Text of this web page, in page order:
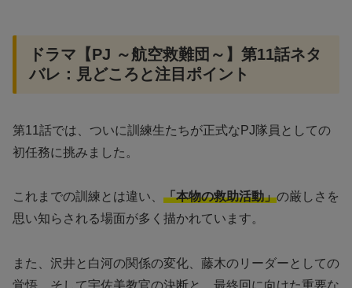
ドラマ【PJ ～航空救難団～】第11話ネタ
バレ：見どころと注目ポイント
第11話では、ついに訓練生たちが正式なPJ隊員としての
初任務に挑みました。
これまでの訓練とは違い、 「本物の救助活動」の厳しさを
思い知らされる場面が多く描かれています。
また、沢井と白河の関係の変化、藤木のリーダーとしての